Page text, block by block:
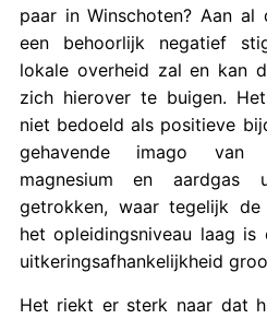
paar in Winschoten? Aan al
een behoorlijk negatief
lokale overheid zal en kan
zich hierover te buigen.
niet bedoeld als positieve
gehavende imago van
magnesium en
getrokken, waar tegelijk
het opleidingsniveau laag
uitkeringsafhankelijkheid
Het riekt er sterk naar dat